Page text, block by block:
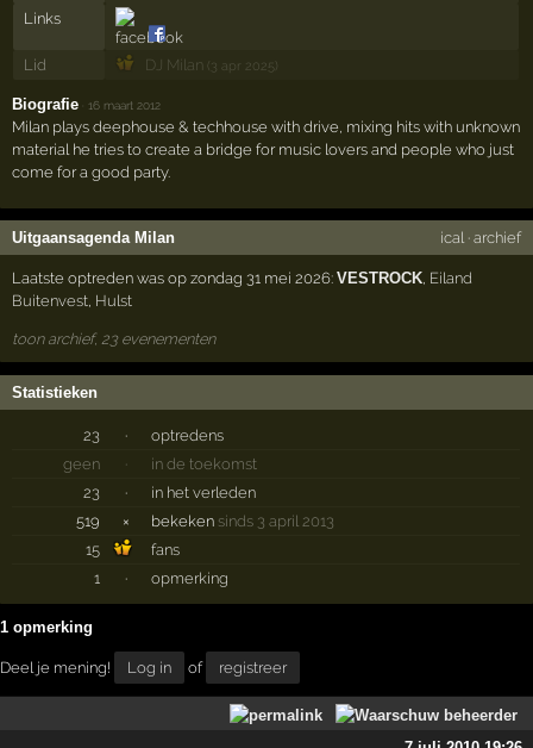
Links
Lid DJ Milan (3 apr 2025)
Biografie ·16 maart 2012
Milan plays deephouse & techhouse with drive, mixing hits with unknown
material he tries to create a bridge for music lovers and people who just
come for a good party.
Uitgaansagenda Milan ical · archief
Laatste optreden was op zondag 31 mei 2026:VESTROCK, Eiland
Buitenvest, Hulst
toon archief, 23 evenementen
Statistieken
23 ·
optredens
geen
·
in de toekomst
23
·
in het verleden
519
× bekeken sinds 3 april 2013
15
fans
1
· opmerking
1 opmerking
Deel je mening! Log in of registreer